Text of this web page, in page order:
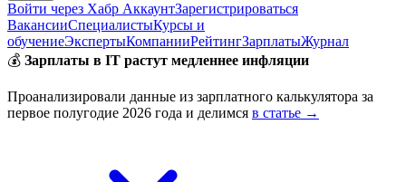
Войти через Хабр АккаунтЗарегистрироваться
ВакансииСпециалистыКурсы и
обучениеЭкспертыКомпанииРейтингЗарплатыЖурнал
💰 Зарплаты в IT растут медленнее инфляции
Проанализировали данные из зарплатного калькулятора за
первое полугодие 2026 года и делимся в статье →